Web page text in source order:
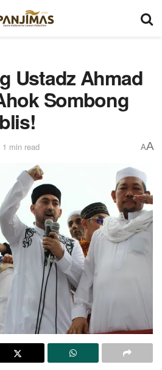
Ustadz Ahmad
Sombong
min read AA